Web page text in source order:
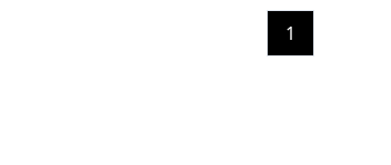
1